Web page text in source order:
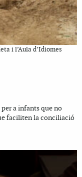
i l’Aula d’Idiomes
a infants que no
faciliten la conciliació